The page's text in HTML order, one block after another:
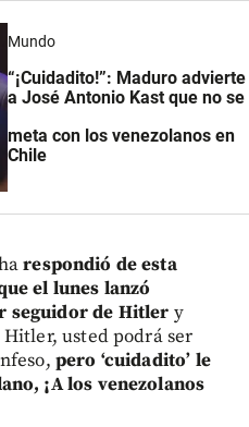
Mundo
“¡Cuidadito!”: Maduro advierte
a José Antonio Kast que no se
meta con los venezolanos en
Chile
respondió de esta
el lunes lanzó
seguidor de Hitler y
usted podrá ser
pero ‘cuidadito’ le
¡A los venezolanos